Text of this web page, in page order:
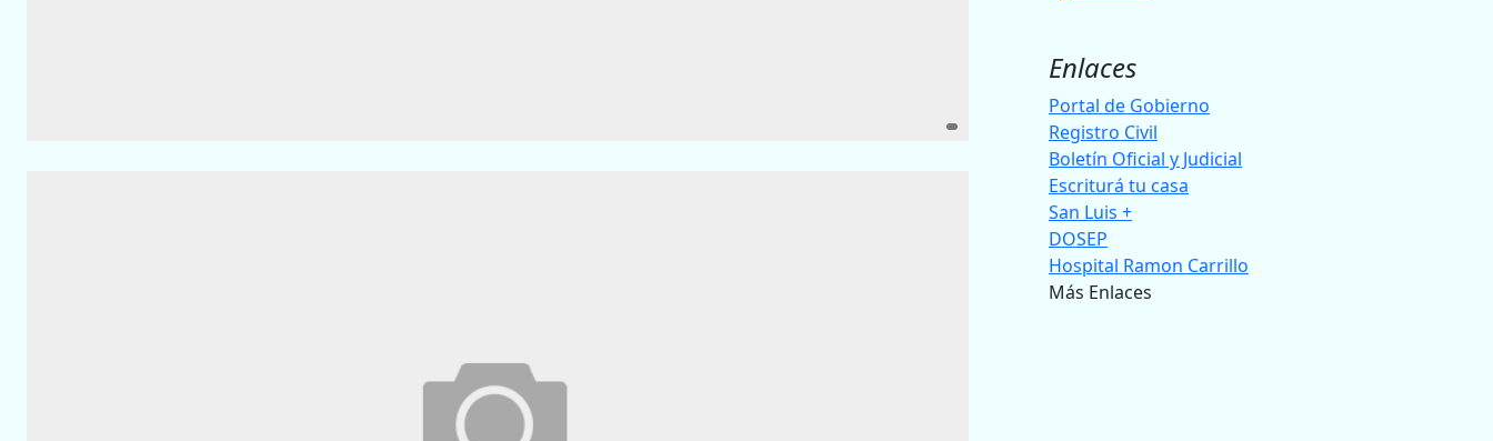
Enlaces
Portal de Gobierno
Registro Civil
Boletín Oficial y Judicial
Escriturá tu casa
San Luis +
DOSEP
Hospital Ramon Carrillo
Más Enlaces